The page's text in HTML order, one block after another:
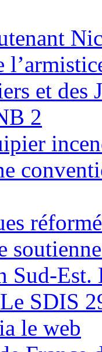
et des
2
Sud-Est.
SDIS
le web